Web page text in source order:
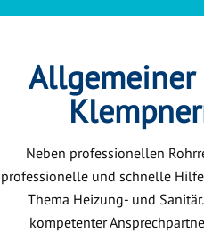
Neben professionellen
professionelle und schnelle
Thema Heizung- und
kompetenter